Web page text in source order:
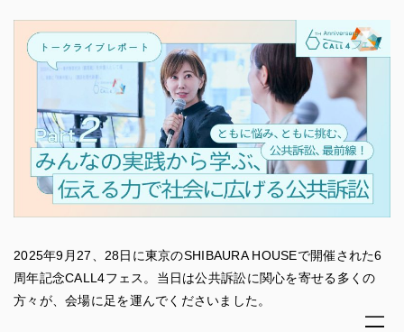
2025年9月27、28日に東京のSHIBAURA HOUSEで開催された6
周年記念CALL4フェス。当日は公共訴訟に関心を寄せる多くの
方々が、会場に足を運んでくださいました。